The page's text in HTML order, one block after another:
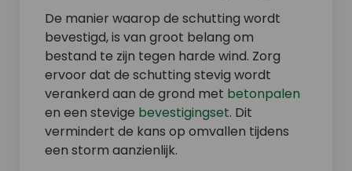
De manier waarop de schutting wordt
bevestigd, is van groot belang om
bestand te zijn tegen harde wind. Zorg
ervoor dat de schutting stevig wordt
verankerd aan de grond met betonpalen
en een stevige bevestigingset. Dit
vermindert de kans op omvallen tijdens
een storm aanzienlijk.